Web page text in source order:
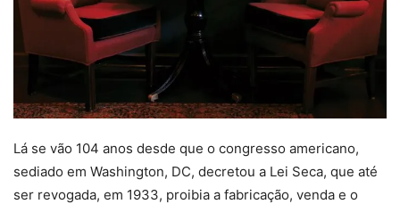
Lá se vão 104 anos desde que o congresso americano,
sediado em Washington, DC, decretou a Lei Seca, que até
ser revogada, em 1933, proibia a fabricação, venda e o